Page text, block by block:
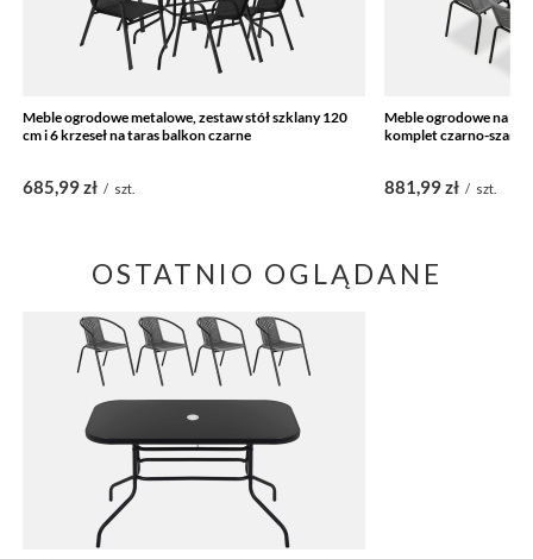
Meble ogrodowe metalowe, zestaw stół szklany 120
cm i 6 krzeseł na taras balkon czarne
685,99 zł / szt.
Meble ogrodowe na
komplet czarno-szary
881,99 zł / szt.
OSTATNIO OGLĄDANE